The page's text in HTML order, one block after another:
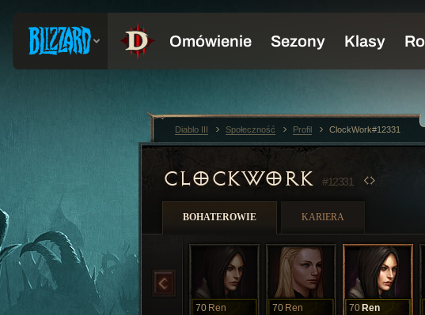
CLOCKWORK #12331
BOHATEROWIE KARIERA
70 Ren 70 Ren 70 Ren
Diablo III Społeczność Profil ClockWork#12331